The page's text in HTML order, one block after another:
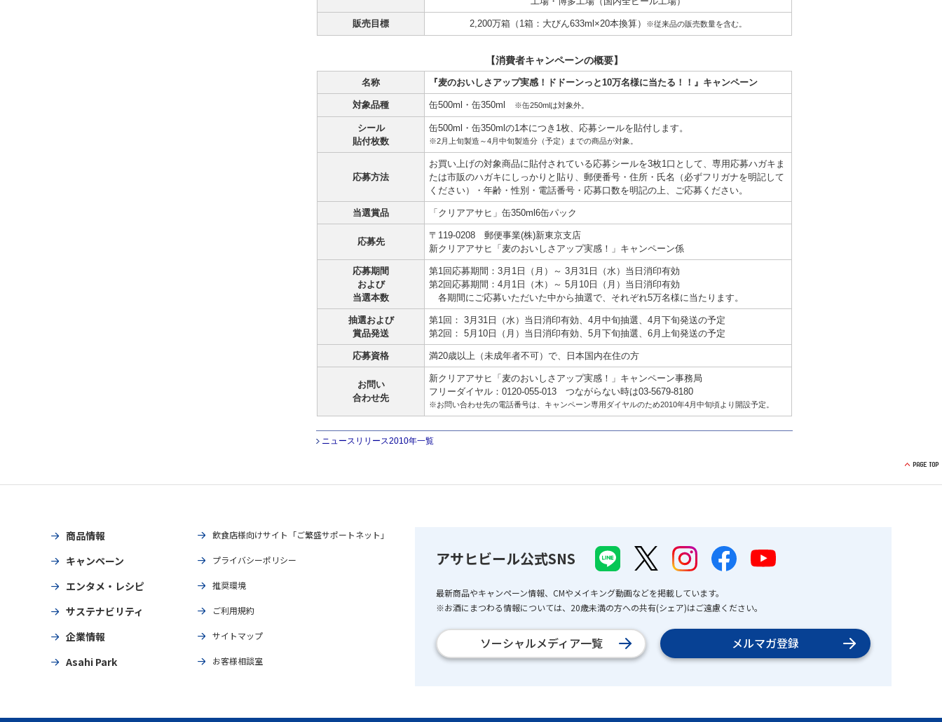
販売目標 2,200万箱（1箱：大びん633ml×20本換算） ※従来品の販売数量を含む。
【消費者キャンペーンの概要】
名称 『麦のおいしさアップ実感！ドドーンっと10万名様に当たる！！』キャンペーン
対象品種 缶500ml・缶350ml ※缶250mlは対象外。
シール
貼付枚数
缶500ml・缶350mlの1本につき1枚、応募シールを貼付します。
※2月上旬製造～4月中旬製造分（予定）までの商品が対象。
応募方法
お買い上げの対象商品に貼付されている応募シールを3枚1口として、専用応募ハガキま
たは市販のハガキにしっかりと貼り、郵便番号・住所・氏名（必ずフリガナを明記して
ください）・年齢・性別・電話番号・応募口数を明記の上、ご応募ください。
当選賞品 「クリアアサヒ」缶350ml6缶パック
応募先
〒119-0208 郵便事業(株)新東京支店
新クリアアサヒ「麦のおいしさアップ実感！」キャンペーン係
応募期間
および
当選本数
第1回応募期間：3月1日（月）～ 3月31日（水）当日消印有効
第2回応募期間：4月1日（木）～ 5月10日（月）当日消印有効
各期間にご応募いただいた中から抽選で、それぞれ5万名様に当たります。
抽選および
賞品発送
第1回： 3月31日（水）当日消印有効、4月中旬抽選、4月下旬発送の予定
第2回： 5月10日（月）当日消印有効、5月下旬抽選、6月上旬発送の予定
応募資格 満20歳以上（未成年者不可）で、日本国内在住の方
お問い
合わせ先
新クリアアサヒ「麦のおいしさアップ実感！」キャンペーン事務局
フリーダイヤル：0120-055-013 つながらない時は03-5679-8180
※お問い合わせ先の電話番号は、キャンペーン専用ダイヤルのため2010年4月中旬頃より開設予定。
ニュースリリース2010年一覧
商品情報
キャンペーン
エンタメ・レシピ
サステナビリティ
企業情報
Asahi Park
飲食店様向けサイト「ご繁盛サポートネット」
プライバシーポリシー
推奨環境
ご利用規約
サイトマップ
お客様相談室
アサヒビール公式SNS
最新商品やキャンペーン情報、CMやメイキング動画などを掲載しています。
※お酒にまつわる情報については、20歳未満の方への共有(シェア)はご遠慮ください。
ソーシャルメディア一覧 メルマガ登録